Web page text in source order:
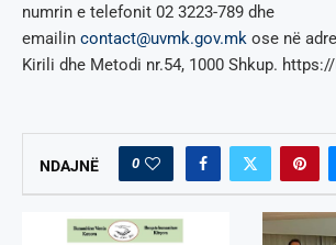
numrin e telefonit 02 3223-789 dhe
emailin contact@uvmk.gov.mk ose në
Kirili dhe Metodi nr.54, 1000 Shkup.
NDAJNË 0